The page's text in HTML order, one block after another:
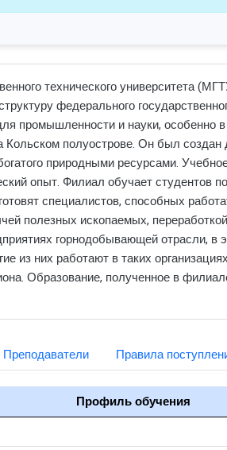
технического университета
федерального
промышленности и науки,
Кольском полуострове. Он был
природными ресурсами.
опыт. Филиал обучает студентов
специалистов, способных
полезных ископаемых,
горнодобывающей отрасли, в
из них работают в таких
Образование, полученное в
Преподаватели Правила
Профиль обучения